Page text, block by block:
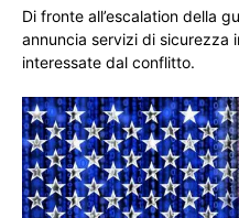
Di fronte all’escalation della
annuncia servizi di sicurezza
interessate dal conflitto.